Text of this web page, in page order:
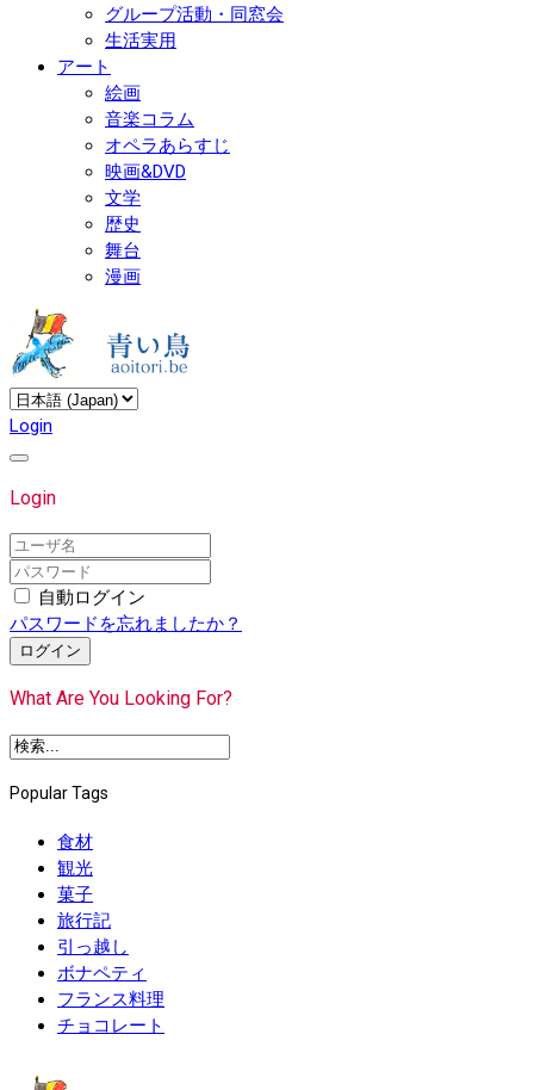
グループ活動・同窓会
生活実用
アート
絵画
音楽コラム
オペラあらすじ
映画&DVD
文学
歴史
舞台
漫画
Login
Login
自動ログイン
パスワードを忘れましたか？
ログイン
What Are You Looking For?
Popular Tags
食材
観光
菓子
旅行記
引っ越し
ボナペティ
フランス料理
チョコレート